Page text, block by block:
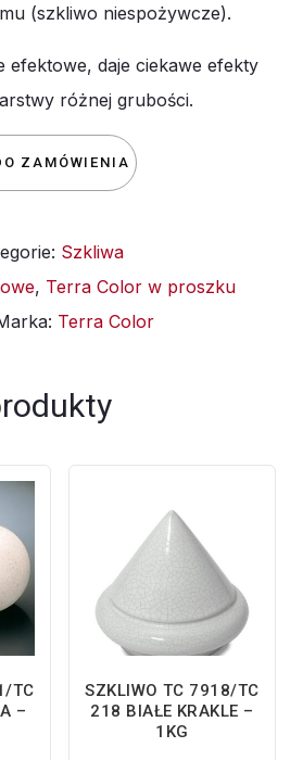
(szkliwo niespożywcze).
efektowe, daje ciekawe efekty
różnej grubości.
ZAMÓWIENIA
Szkliwa
, Terra Color w proszku
Terra Color
TC
–
SZKLIWO TC 7918/TC
218 BIAŁE KRAKLE –
1KG